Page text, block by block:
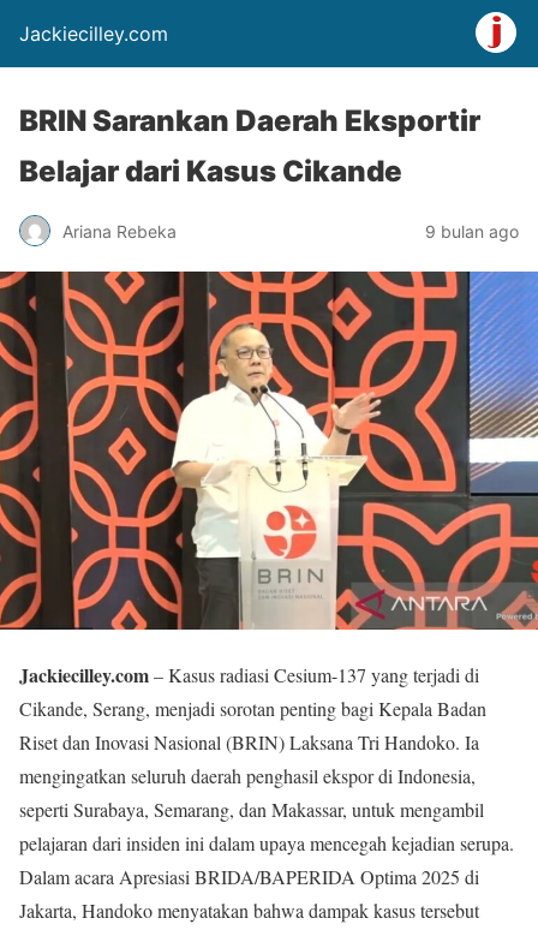
Jackiecilley.com
BRIN Sarankan Daerah Eksportir
Belajar dari Kasus Cikande
Ariana Rebeka 9 bulan ago
Jackiecilley.com– Kasus radiasi Cesium-137 yang terjadi di
Cikande, Serang, menjadi sorotan penting bagi Kepala Badan
Riset dan Inovasi Nasional (BRIN) Laksana Tri Handoko. Ia
mengingatkan seluruh daerah penghasil ekspor di Indonesia,
seperti Surabaya, Semarang, dan Makassar, untuk mengambil
pelajaran dari insiden ini dalam upaya mencegah kejadian serupa.
Dalam acara Apresiasi BRIDA/BAPERIDA Optima 2025 di
Jakarta, Handoko menyatakan bahwa dampak kasus tersebut